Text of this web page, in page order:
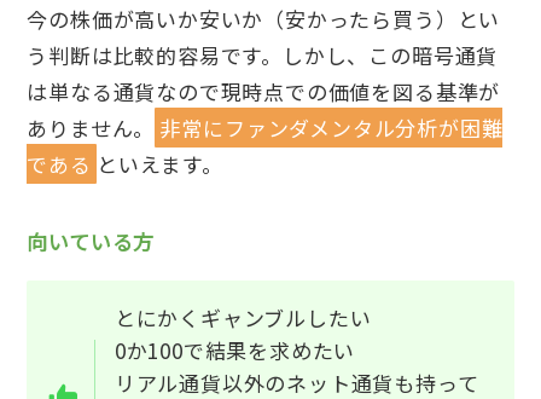
今の株価が高いか安いか（安かったら買う）とい
う判断は比較的容易です。しかし、この暗号通貨
は単なる通貨なので現時点での価値を図る基準が
ありません。
非常にファンダメンタル分析が困難
である といえます。
向いている方
とにかくギャンブルしたい
0か100で結果を求めたい
リアル通貨以外のネット通貨も持って